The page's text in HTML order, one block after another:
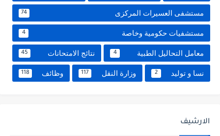
مستشفى العسيرات المركزى 74
مستشفيات حكومية وخاصة 4
معامل التحاليل الطبية 4 نتائج الامتحانات 45
نسا و توليد 2 وزارة النقل 117 وظائف 118
الارشيف